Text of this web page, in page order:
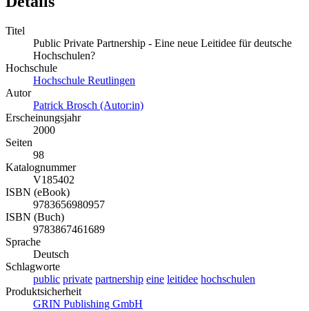
Titel
Public Private Partnership - Eine neue Leitidee für deutsche
Hochschulen?
Hochschule
Hochschule Reutlingen
Autor
Patrick Brosch (Autor:in)
Erscheinungsjahr
2000
Seiten
98
Katalognummer
V185402
ISBN (eBook)
9783656980957
ISBN (Buch)
9783867461689
Sprache
Deutsch
Schlagworte
public private partnership eine leitidee hochschulen
Produktsicherheit
GRIN Publishing GmbH